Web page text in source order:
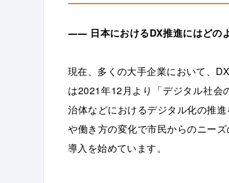
―― 日本におけるDX推進にはどの
現在、多くの大手企業において、
は2021年12月より「デジタル社会
治体などにおけるデジタル化の推
や働き方の変化で市民からのニー
導入を始めています。